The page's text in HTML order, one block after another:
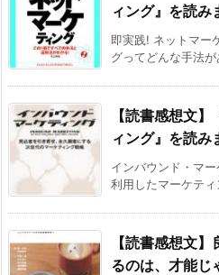
ィング』を読み
即実践! ネットマー
グってどんな手法
【読書感想文
ィング』を読み
インバウンド・マ
利用したマーケテ
【読書感想文
るのは、才能じ